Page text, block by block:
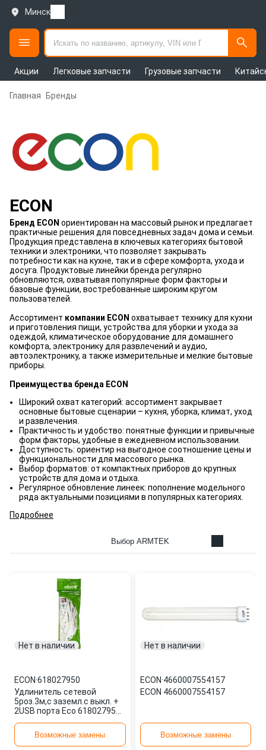
Минск
Акции Легковые запчасти Грузовые запчасти
Главная Бренды
ECON
Бренд ECON ориентирован на массовый рынок и предлагает
практичные решения для повседневных задач дома и семьи.
Продукция представлена в ключевых категориях бытовой
техники и электроники, что позволяет закрывать
потребности как на кухне, так и в сфере комфорта, ухода и
досуга. Продуктовые линейки бренда регулярно
обновляются, охватывая популярные форм факторы и
базовые функции, востребованные широким кругом
пользователей.
Ассортимент компании ECON охватывает технику для кухни
и приготовления пищи, устройства для уборки и ухода за
одеждой, климатическое оборудование для домашнего
комфорта, электронику для развлечений и аудио,
автоэлектронику, а также измерительные и мелкие бытовые
приборы.
Преимущества бренда ECON
Широкий охват категорий: ассортимент закрывает
основные бытовые сценарии – кухня, уборка, климат, уход
и развлечения.
Практичность и удобство: понятные функции и привычные
форм факторы, удобные в ежедневном использовании.
Доступность: ориентир на выгодное соотношение цены и
функциональности для массового рынка.
Выбор форматов: от компактных приборов до крупных
устройств для дома и отдыха.
Регулярное обновление линеек: пополнение модельного
ряда актуальными позициями в популярных категориях.
Подробнее
Выбор ARMTEK
Нет в наличии
ECON·618027950
Удлинитель сетевой
5роз.3м,с заземл.с выкл. +
2USB порта Eco 618027950
Возможные замены
Нет в наличии
ECON·4660007554157
ECON 4660007554157
Возможные замены